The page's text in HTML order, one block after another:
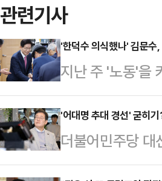
관련기사
'한덕수 의식했나' 김문
지난 주 '노동'을
장관이 이번 주
덕수 차출론' 급
것이라는 해석
회관에 위치한
'어대명 추대 경선' 굳히
더불어민주당
일각의 우려가